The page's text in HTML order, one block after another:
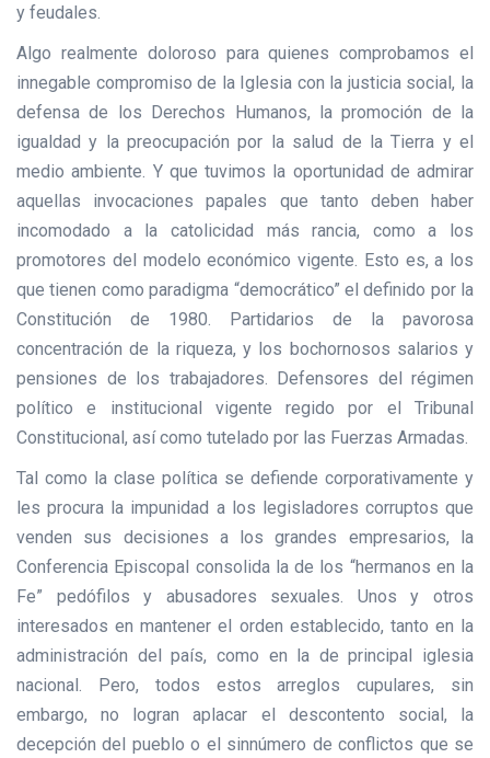
y feudales.
Algo realmente doloroso para quienes comprobamos el
innegable compromiso de la Iglesia con la justicia social, la
defensa de los Derechos Humanos, la promoción de la
igualdad y la preocupación por la salud de la Tierra y el
medio ambiente. Y que tuvimos la oportunidad de admirar
aquellas invocaciones papales que tanto deben haber
incomodado a la catolicidad más rancia, como a los
promotores del modelo económico vigente. Esto es, a los
que tienen como paradigma “democrático” el definido por la
Constitución de 1980. Partidarios de la pavorosa
concentración de la riqueza, y los bochornosos salarios y
pensiones de los trabajadores. Defensores del régimen
político e institucional vigente regido por el Tribunal
Constitucional, así como tutelado por las Fuerzas Armadas.
Tal como la clase política se defiende corporativamente y
les procura la impunidad a los legisladores corruptos que
venden sus decisiones a los grandes empresarios, la
Conferencia Episcopal consolida la de los “hermanos en la
Fe” pedófilos y abusadores sexuales. Unos y otros
interesados en mantener el orden establecido, tanto en la
administración del país, como en la de principal iglesia
nacional. Pero, todos estos arreglos cupulares, sin
embargo, no logran aplacar el descontento social, la
decepción del pueblo o el sinnúmero de conflictos que se